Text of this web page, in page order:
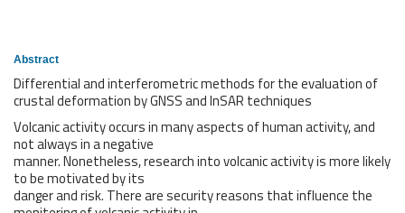
Abstract
Differential and interferometric methods for the evaluation of
crustal deformation by GNSS and InSAR techniques
Volcanic activity occurs in many aspects of human activity, and
not always in a negative
manner. Nonetheless, research into volcanic activity is more likely
to be motivated by its
danger and risk. There are security reasons that influence the